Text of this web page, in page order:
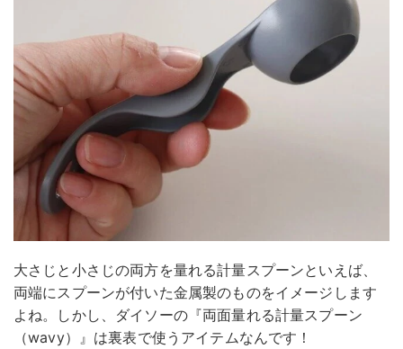
大さじと小さじの両方を量れる計量スプーンといえば、
両端にスプーンが付いた金属製のものをイメージします
よね。しかし、ダイソーの『両面量れる計量スプーン
（wavy）』は裏表で使うアイテムなんです！